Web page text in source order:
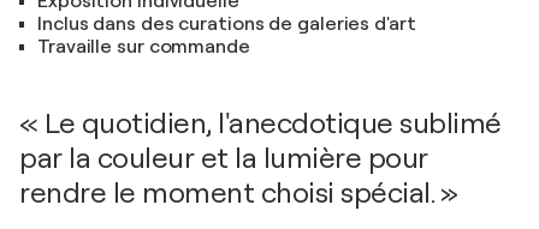
Inclus dans des curations de galeries d'art
Travaille sur commande
« Le quotidien, l'anecdotique sublimé
par la couleur et la lumière pour
rendre le moment choisi spécial. »